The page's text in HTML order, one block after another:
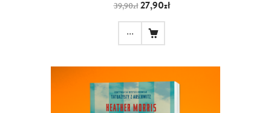
39,90zł27,90zł
...